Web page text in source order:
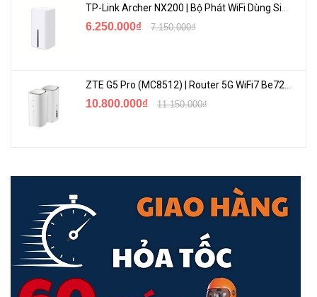
Được trang bị ăng ten băng tần kép chất lượng cao, khoảng cách
tần số vô tuyến giữa các ăng ten của A18 đã được cải tiến. Mỗi
động chọn kênh chất lượng cao cho bạn khi tín hiệu dao động và
giữ kết nối cho các thiết bị của bạn liên tục ngay cả khi đang di
chuyển bằng cách tự động chuyển sang mạng bằng tín hiệu mạnh
6.250.000₫ 7.150.000₫
10.800.000₫ 11.150.000₫